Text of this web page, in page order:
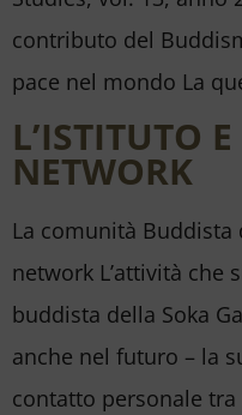
contributo del
pace nel mondo La
L’ISTITUTO
NETWORK
La comunità Buddista
network L’attività che
buddista della Soka
anche nel futuro – la
contatto personale